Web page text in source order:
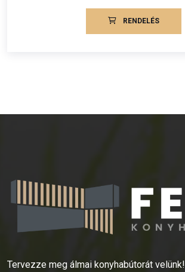
RENDELÉS
Tervezze meg álmai konyhabútorát velünk!